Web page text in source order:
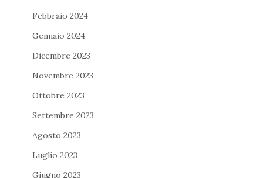
Febbraio 2024
Gennaio 2024
Dicembre 2023
Novembre 2023
Ottobre 2023
Settembre 2023
Agosto 2023
Luglio 2023
Giugno 2023